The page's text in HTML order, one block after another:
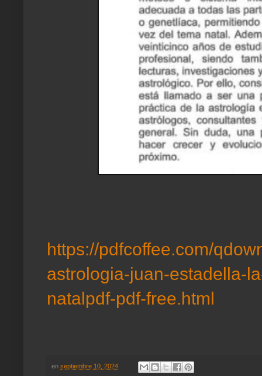
https://pdfcoffee.com/
astrologia-juan-estadella-
natalpdf-pdf-free.html
en septiembre 10, 2024